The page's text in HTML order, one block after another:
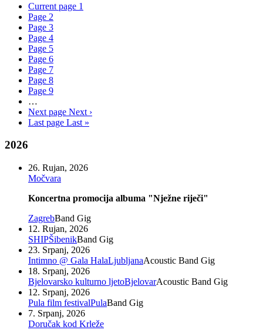
Current page 1
Page 2
Page 3
Page 4
Page 5
Page 6
Page 7
Page 8
Page 9
…
Next page Next ›
Last page Last »
2026
26. Rujan, 2026
Močvara
Koncertna promocija albuma "Nježne riječi"
ZagrebBand Gig
12. Rujan, 2026
SHIPŠibenikBand Gig
23. Srpanj, 2026
Intimno @ Gala HalaLjubljanaAcoustic Band Gig
18. Srpanj, 2026
Bjelovarsko kulturno ljetoBjelovarAcoustic Band Gig
12. Srpanj, 2026
Pula film festivalPulaBand Gig
7. Srpanj, 2026
Doručak kod Krleže